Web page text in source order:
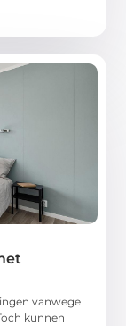
vanwege
kunnen